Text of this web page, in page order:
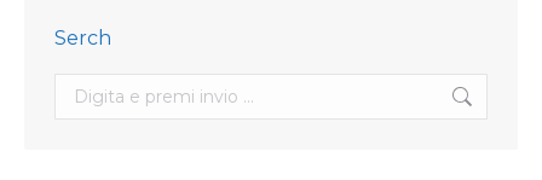
Serch
Search: